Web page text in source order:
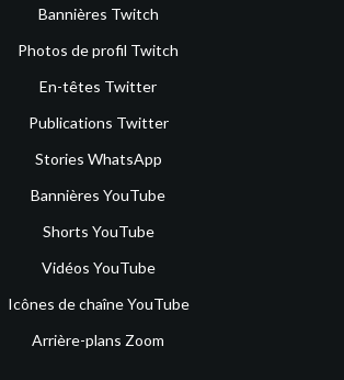
Bannières Twitch
Photos de profil Twitch
En-têtes Twitter
Publications Twitter
Stories WhatsApp
Bannières YouTube
Shorts YouTube
Vidéos YouTube
Icônes de chaîne YouTube
Arrière-plans Zoom